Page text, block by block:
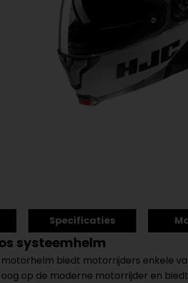
Specificaties
systeemhelm
motorhelm biedt motorrijders enkele
op de moderne motorrijder en